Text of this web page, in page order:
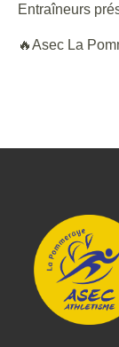
Entraîneurs
🔥Asec La